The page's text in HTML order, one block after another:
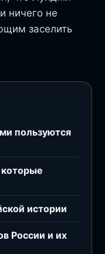
ничего не
заселить
пользуются
истории
России и их